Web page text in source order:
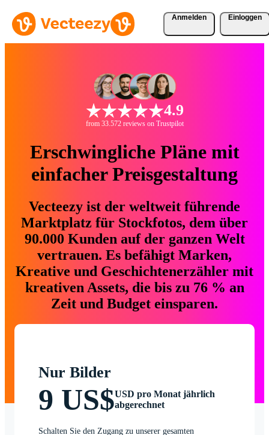
Anmelden Einloggen
4.9
from 33.572 reviews on Trustpilot
Erschwingliche Pläne mit
einfacher Preisgestaltung
Vecteezy ist der weltweit führende
Marktplatz für Stockfotos, dem über
90.000 Kunden auf der ganzen Welt
vertrauen. Es befähigt Marken,
Kreative und Geschichtenerzähler mit
kreativen Assets, die bis zu 76 % an
Zeit und Budget einsparen.
Nur Bilder
9 US$USD pro Monat jährlich
abgerechnet
Schalten Sie den Zugang zu unserer gesamten